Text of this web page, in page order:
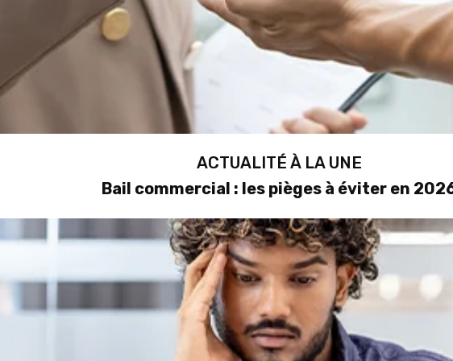
ACTUALITÉ À LA UNE
Bail commercial : les pièges à éviter en